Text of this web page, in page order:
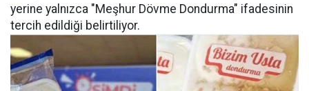
yerine yalnızca "Meşhur Dövme Dondurma" ifadesinin
tercih edildiği belirtiliyor.